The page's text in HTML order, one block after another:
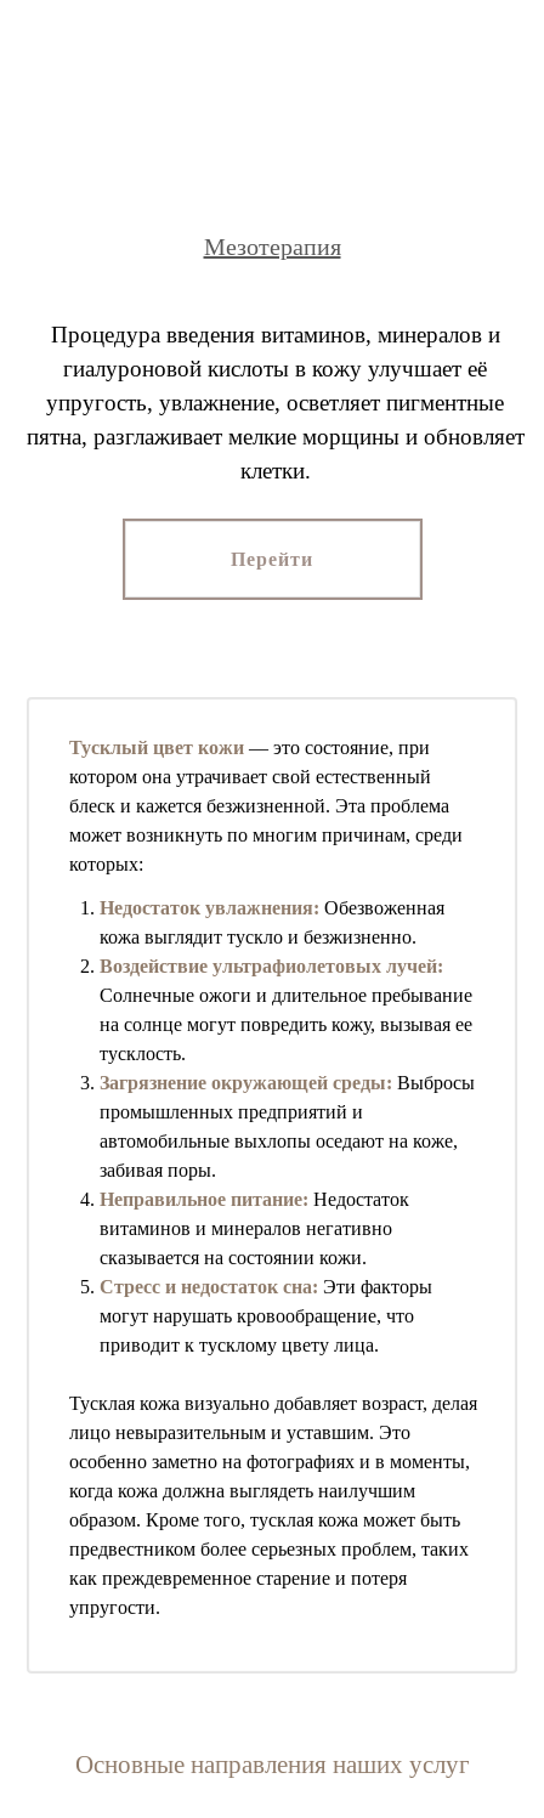
Мезотерапия
Процедура введения витаминов, минералов и
гиалуроновой кислоты в кожу улучшает её
упругость, увлажнение, осветляет пигментные
пятна, разглаживает мелкие морщины и обновляет
клетки.
Перейти
Тусклый цвет кожи — это состояние, при
котором она утрачивает свой естественный
блеск и кажется безжизненной. Эта проблема
может возникнуть по многим причинам, среди
которых:
Недостаток увлажнения: Обезвоженная
кожа выглядит тускло и безжизненно.
Воздействие ультрафиолетовых лучей:
Солнечные ожоги и длительное пребывание
на солнце могут повредить кожу, вызывая ее
тусклость.
Загрязнение окружающей среды: Выбросы
промышленных предприятий и
автомобильные выхлопы оседают на коже,
забивая поры.
Неправильное питание: Недостаток
витаминов и минералов негативно
сказывается на состоянии кожи.
Стресс и недостаток сна: Эти факторы
могут нарушать кровообращение, что
приводит к тусклому цвету лица.
Тусклая кожа визуально добавляет возраст, делая
лицо невыразительным и уставшим. Это
особенно заметно на фотографиях и в моменты,
когда кожа должна выглядеть наилучшим
образом. Кроме того, тусклая кожа может быть
предвестником более серьезных проблем, таких
как преждевременное старение и потеря
упругости.
Основные направления наших услуг